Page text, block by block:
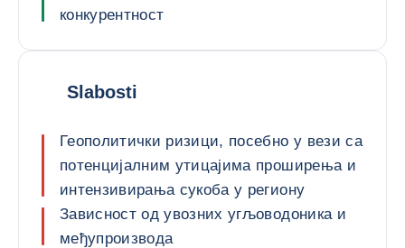
конкурентност
Slabosti
Геополитички ризици, посебно у вези са
потенцијалним утицајима проширења и
интензивирања сукоба у региону
Зависност од увозних угљоводоника и
међупроизвода